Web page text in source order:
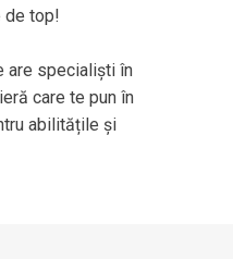
de top!
are specialiști în
care te pun în
abilitățile și